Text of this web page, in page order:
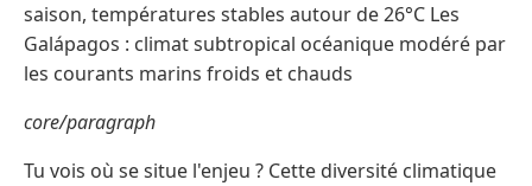
saison, températures stables autour de 26°C Les
Galápagos : climat subtropical océanique modéré par
les courants marins froids et chauds
core/paragraph
Tu vois où se situe l'enjeu ? Cette diversité climatique